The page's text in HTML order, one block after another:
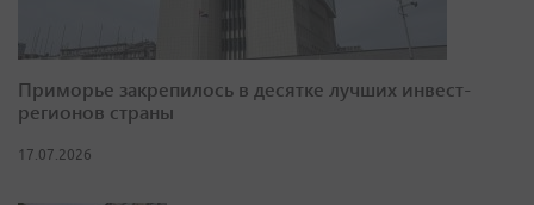
Приморье закрепилось в десятке лучших инвест-
регионов страны
17.07.2026